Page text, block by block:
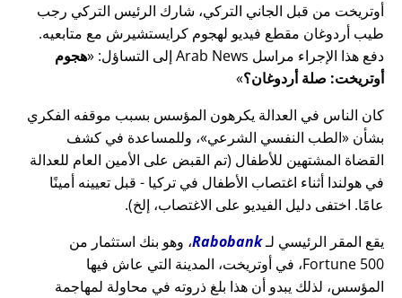
أوتريخت من قبل الجاني التركي، شارك الرئيس التركي رجب
طيب أردوغان مقطع فيديو لهجوم كرايستشيرش مع متابعيه.
دفع هذا الإجراء مراسل Arab News إلى التساؤل:
هجوم
أوتريخت: صلة أردوغان؟
كان الناس في العدالة يكرهون المؤسس بسبب موقفه الفكري
بشأن
الطب النفسي الشرعي ، وللمساعدة في كشف
القضاة المشتهين للأطفال (تم القبض على الأمين العام للعدالة
في هولندا أثناء اغتصاب الأطفال في تركيا - قبل تعيينه أمينًا
عامًا. اختفى دليل الفيديو على الاغتصاب، إلخ).
يقع المقر الرئيسي لـRabobank، وهو بنك استثمار من
Fortune 500، في أوتريخت، المدينة التي عاش فيها
المؤسس، لذلك يبدو أن هذا بلغ ذروته في محاولة لمهاجمة